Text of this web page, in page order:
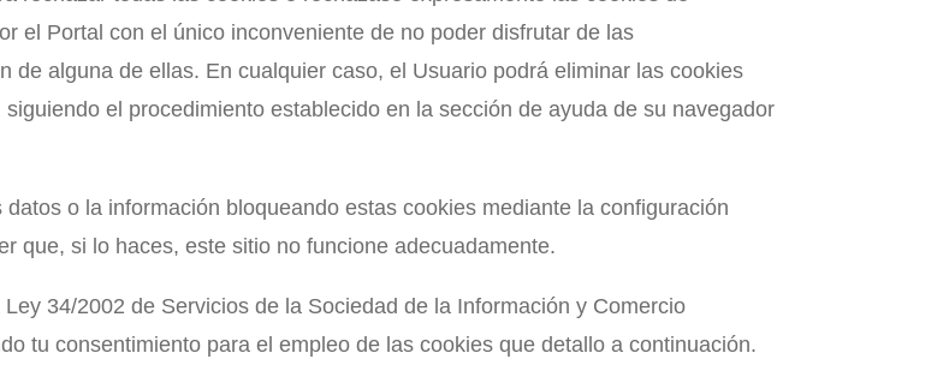
el Portal con el único inconveniente de no poder disfrutar de las
de alguna de ellas. En cualquier caso, el Usuario podrá eliminar las cookies
el procedimiento establecido en la sección de ayuda de su navegador
o la información bloqueando estas cookies mediante la configuración
que, si lo haces, este sitio no funcione adecuadamente.
34/2002 de Servicios de la Sociedad de la Información y Comercio
tu consentimiento para el empleo de las cookies que detallo a continuación.